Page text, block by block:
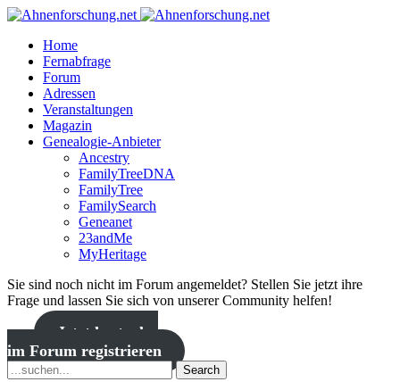
Home
Fernabfrage
Forum
Adressen
Veranstaltungen
Magazin
Genealogie-Anbieter
Ancestry
FamilyTreeDNA
FamilyTree
FamilySearch
Geneanet
23andMe
MyHeritage
Sie sind noch nicht im Forum angemeldet? Stellen Sie jetzt ihre
Frage und lassen Sie sich von unserer Community helfen!
Jetzt kostenlos
im Forum registrieren
Search